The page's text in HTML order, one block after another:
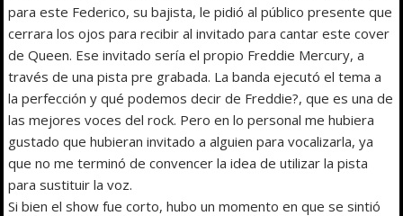
para este Federico, su bajista, le pidió al público presente que
cerrara los ojos para recibir al invitado para cantar este cover
de Queen. Ese invitado sería el propio Freddie Mercury, a
través de una pista pre grabada. La banda ejecutó el tema a
la perfección y qué podemos decir de Freddie?, que es una de
las mejores voces del rock. Pero en lo personal me hubiera
gustado que hubieran invitado a alguien para vocalizarla, ya
que no me terminó de convencer la idea de utilizar la pista
para sustituir la voz.
Si bien el show fue corto, hubo un momento en que se sintió